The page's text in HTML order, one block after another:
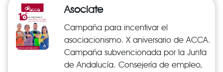
Asociate
Campaña para incentivar el
asociacionismo. X aniversario de ACCA.
Campaña subvencionada por la Junta
de Andalucía. Consejería de empleo,